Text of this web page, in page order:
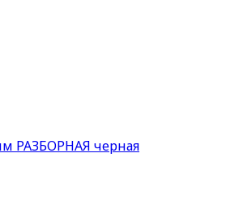
РАЗБОРНАЯ черная